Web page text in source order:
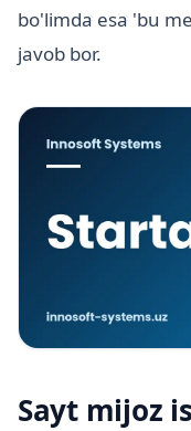
bo'limda esa 'bu
javob bor.
Sayt mijoz